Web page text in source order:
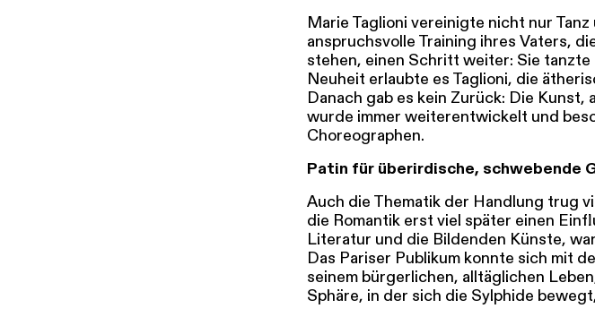
Marie Taglioni vereinigte nicht nur
anspruchsvolle Training ihres Vaters,
stehen, einen Schritt weiter: Sie
Neuheit erlaubte es Taglioni, die
Danach gab es kein Zurück: Die
wurde immer weiterentwickelt und
Choreographen.
Patin für überirdische, schwebende
Auch die Thematik der Handlung trug
die Romantik erst viel später einen
Literatur und die Bildenden Künste,
Das Pariser Publikum konnte sich mit
seinem bürgerlichen, alltäglichen
Sphäre, in der sich die Sylphide